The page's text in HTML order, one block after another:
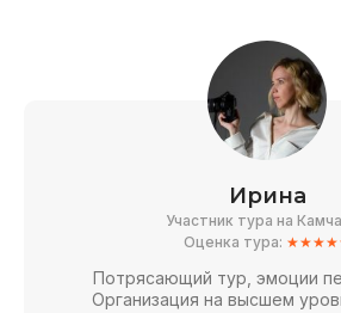
Ирина
Участник тура на
Оценка тура:
Потрясающий тур, эмоции
Организация на высшем